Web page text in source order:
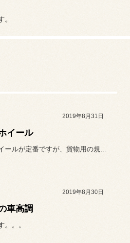
2019年8月31日
イール
2019年8月30日
車高調
。。。